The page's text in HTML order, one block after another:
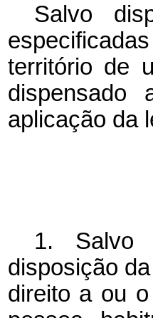
Salvo
território de
dispensado
aplicação da
1. Salvo
disposição
direito a ou